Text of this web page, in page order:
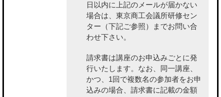
日以内に上記のメールが届かない
場合は、東京商工会議所研修セン
ター（下記ご参照）までお問い合
わせ下さい。
請求書は講座のお申込みごとに発
行いたします。なお、同一講座、
かつ、1回で複数名の参加者をお申
込みの場合、請求書に記載の金額